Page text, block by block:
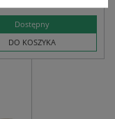
Dostępny
DO KOSZYKA